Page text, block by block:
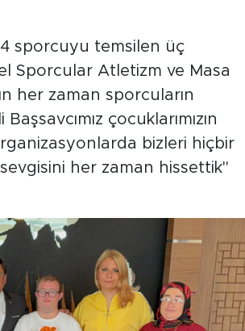
sporcuyu temsilen üç
Sporcular Atletizm ve Masa
her zaman sporcuların
çocuklarımızın
bizleri hiçbir
sevgisini her zaman hissettik"